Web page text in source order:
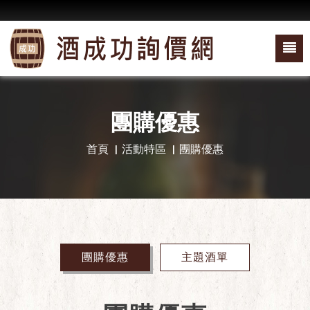
團購優惠
首頁 活動特區 團購優惠
團購優惠 主題酒單